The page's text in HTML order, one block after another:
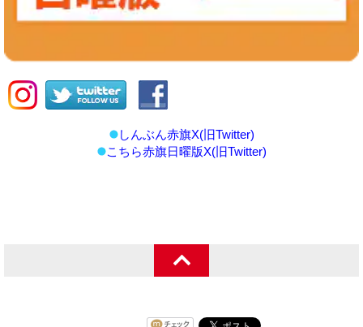
しんぶん赤旗X(旧Twitter)
こちら赤旗日曜版X(旧Twitter)